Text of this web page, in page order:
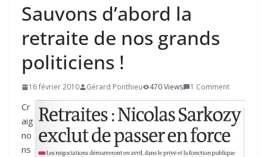
Sauvons d’abord la
retraite de nos grands
politiciens !
16 février 2010 Gérard Ponthieu 470 Views 1 Comment
Cr
aig
no
ns